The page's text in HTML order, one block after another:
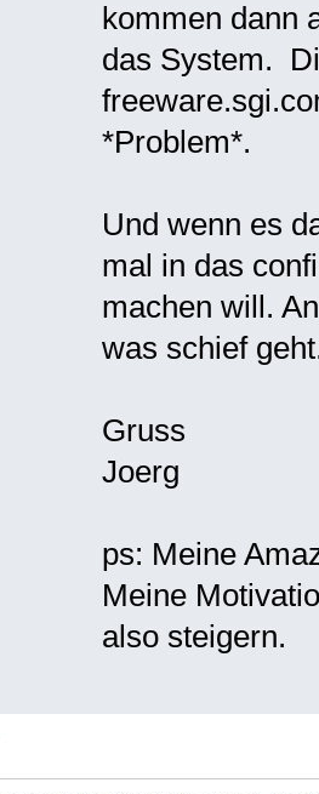
kommen dann
das System.
*Problem*.
Und wenn es
mal in das
machen will.
was schief
Gruss
Joerg
ps: Meine
Meine
also steigern.